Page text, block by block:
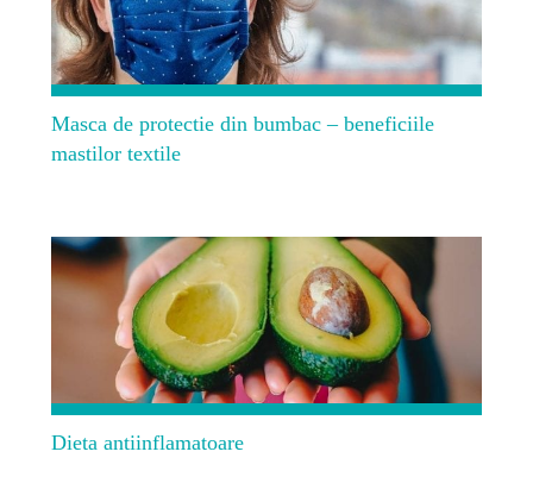
Masca de protectie din bumbac – beneficiile
mastilor textile
Dieta antiinflamatoare